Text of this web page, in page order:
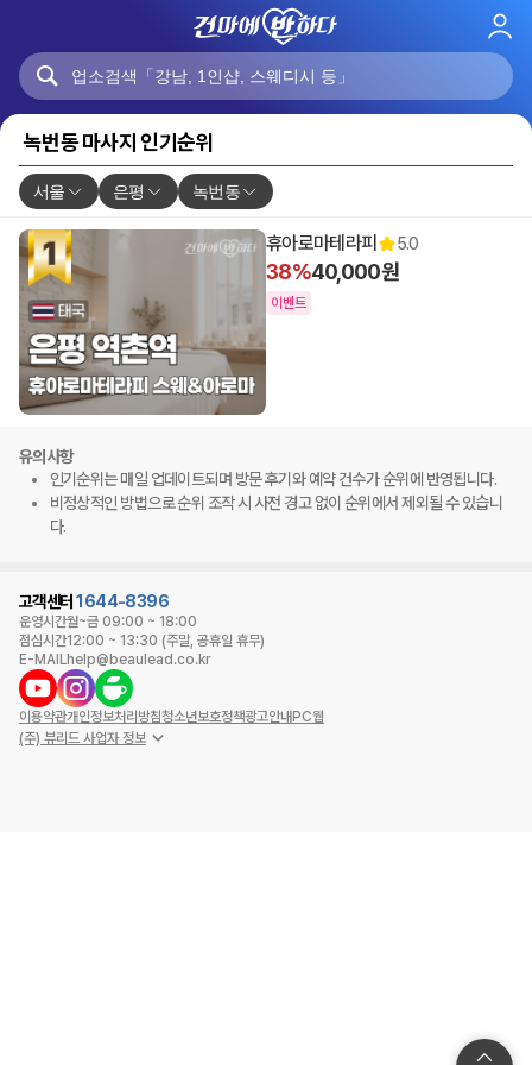
로
녹번동 마사지 인기순위
서울 은평 녹번동
휴아로마테라피 5.0
38%40,000원
이벤트
유의사항
인기순위는 매일 업데이트되며 방문 후기와 예약 건수가 순위에 반영됩니다.
비정상적인 방법으로 순위 조작 시 사전 경고 없이 순위에서 제외될 수 있습니
다.
고객센터 1644-8396
운영시간월~금 09:00 ~ 18:00
점심시간12:00 ~ 13:30 (주말, 공휴일 휴무)
E-MAILhelp@beaulead.co.kr
이용약관개인정보처리방침청소년보호정책광고안내 PC웹
(주) 뷰리드 사업자 정보